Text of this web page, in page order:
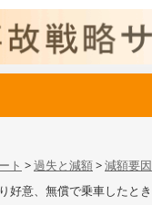
ト >過失と減額>減額要因
好意、無償で乗車したとき